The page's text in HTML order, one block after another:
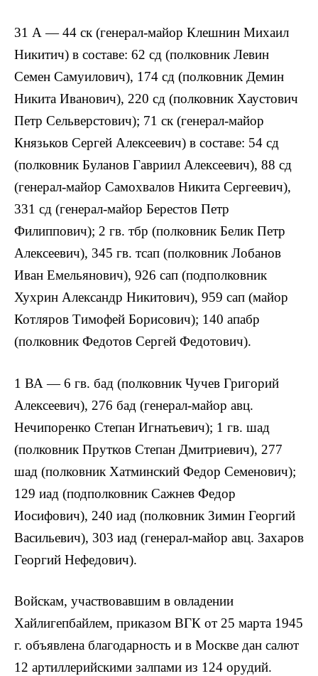
31 А — 44 ск (генерал-майор Клешнин Михаил
Никитич) в составе: 62 сд (полковник Левин
Семен Самуилович), 174 сд (полковник Демин
Никита Иванович), 220 сд (полковник Хаустович
Петр Сельверстович); 71 ск (генерал-майор
Князьков Сергей Алексеевич) в составе: 54 сд
(полковник Буланов Гавриил Алексеевич), 88 сд
(генерал-майор Самохвалов Никита Сергеевич),
331 сд (генерал-майор Берестов Петр
Филиппович); 2 гв. тбр (полковник Белик Петр
Алексеевич), 345 гв. тсап (полковник Лобанов
Иван Емельянович), 926 сап (подполковник
Хухрин Александр Никитович), 959 сап (майор
Котляров Тимофей Борисович); 140 апабр
(полковник Федотов Сергей Федотович).
1 ВА — 6 гв. бад (полковник Чучев Григорий
Алексеевич), 276 бад (генерал-майор авц.
Нечипоренко Степан Игнатьевич); 1 гв. шад
(полковник Прутков Степан Дмитриевич), 277
шад (полковник Хатминский Федор Семенович);
129 иад (подполковник Сажнев Федор
Иосифович), 240 иад (полковник Зимин Георгий
Васильевич), 303 иад (генерал-майор авц. Захаров
Георгий Нефедович).
Войскам, участвовавшим в овладении
Хайлигепбайлем, приказом ВГК от 25 марта 1945
г. объявлена благодарность и в Москве дан салют
12 артиллерийскими залпами из 124 орудий.